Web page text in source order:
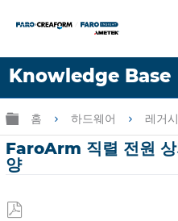
Knowledge Base
언어
도움 받기 로그인
글로벌 계층 확장/축소
홈 하드웨어 레거
FaroArm 직렬 전원 상
양